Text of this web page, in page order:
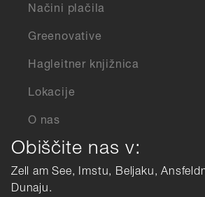
Načini plačila
Greenovative
Hagleitner knjižnica
Lokacije
O nas
Obiščite nas v:
Zell am See, Imstu, Beljaku,
Dunaju.